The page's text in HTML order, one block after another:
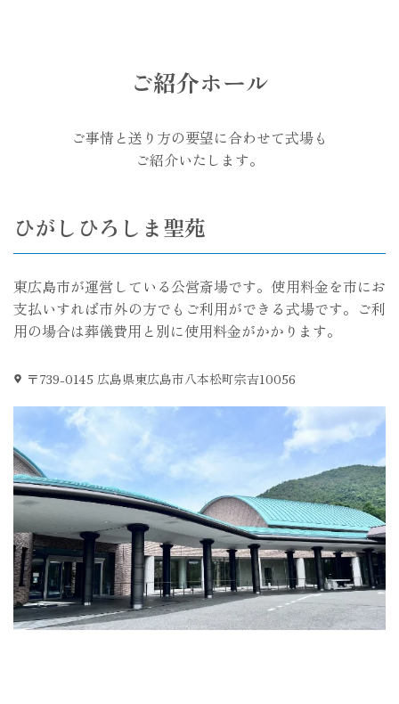
ご紹介ホール
ご事情と送り方の要望に合わせて式場も
ご紹介いたします。
ひがしひろしま聖苑
東広島市が運営している公営斎場です。使用料金を市にお
支払いすれば市外の方でもご利用ができる式場です。ご利
用の場合は葬儀費用と別に使用料金がかかります。
〒739-0145 広島県東広島市八本松町宗吉10056